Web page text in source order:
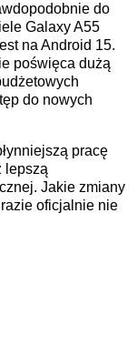
do
Galaxy A55
na Android 15.
poświęca dużą
do nowych
pracę
lepszą
Jakie zmiany
oficjalnie nie